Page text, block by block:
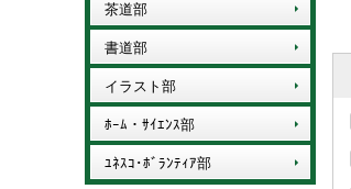
茶道部
書道部
イラスト部
ﾎｰﾑ・ｻｲｴﾝｽ部
ﾕﾈｽｺ･ﾎﾞﾗﾝﾃｨｱ部